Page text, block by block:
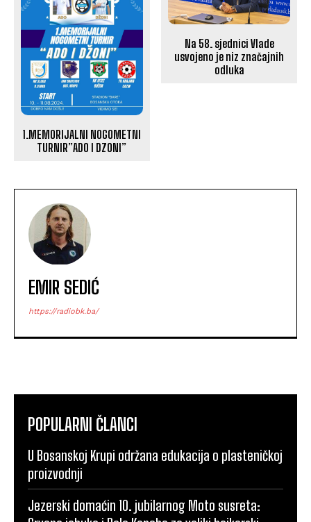
1.MEMORIJALNI NOGOMETNI
TURNIR”ADO I DZONI”
Na 58. sjednici Vlade
usvojeno je niz značajnih
odluka
EMIR SEDIĆ
https://radiobk.ba/
POPULARNI ČLANCI
U Bosanskoj Krupi održana edukacija o plasteničkoj
proizvodnji
Jezerski domaćin 10. jubilarnog Moto susreta: